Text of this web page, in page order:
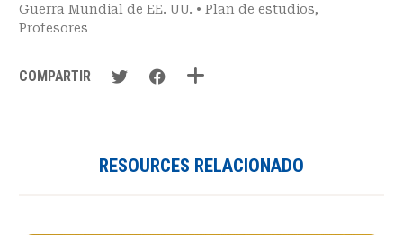
Guerra Mundial de EE. UU. • Plan de estudios,
Profesores
COMPARTIR
RESOURCES RELACIONADO